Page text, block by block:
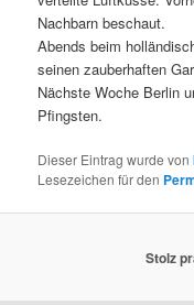
Nachbarn beschaut.
Abends beim
seinen zauberhaften
Nächste Woche Berlin
Pfingsten.
Dieser Eintrag wurde von
Lesezeichen für den
Stolz